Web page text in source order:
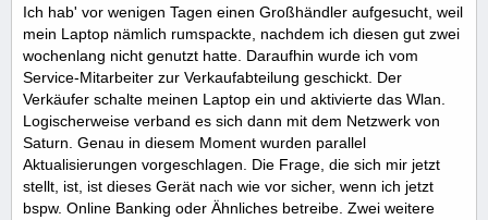
Ich hab' vor wenigen Tagen einen Großhändler aufgesucht, weil
mein Laptop nämlich rumspackte, nachdem ich diesen gut zwei
wochenlang nicht genutzt hatte. Daraufhin wurde ich vom
Service-Mitarbeiter zur Verkaufabteilung geschickt. Der
Verkäufer schalte meinen Laptop ein und aktivierte das Wlan.
Logischerweise verband es sich dann mit dem Netzwerk von
Saturn. Genau in diesem Moment wurden parallel
Aktualisierungen vorgeschlagen. Die Frage, die sich mir jetzt
stellt, ist, ist dieses Gerät nach wie vor sicher, wenn ich jetzt
bspw. Online Banking oder Ähnliches betreibe. Zwei weitere